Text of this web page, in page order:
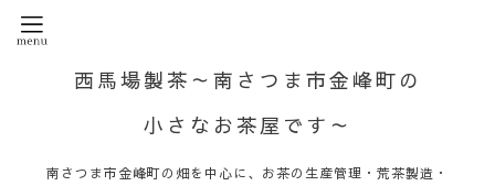
西馬場製茶～南さつま市金峰町の
小さなお茶屋です～
南さつま市金峰町の畑を中心に、お茶の生産管理・荒茶製造・